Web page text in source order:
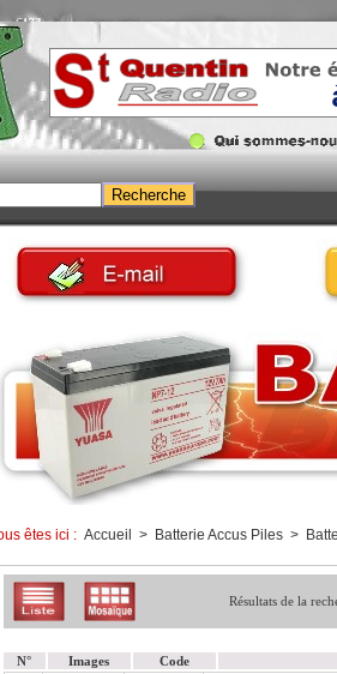
êtes ici : Accueil > Batterie Accus Piles>
Résultats de la
N° Images Code